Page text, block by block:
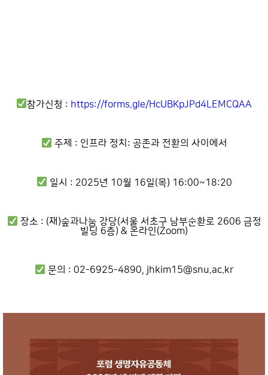
참가신청 : https://forms.gle/HcUBKpJPd4LEMCQAA
주제 : 인프라 정치: 공존과 전환의 사이에서
일시 : 2025년 10월 16일(목) 16:00~18:20
장소 : (재)숲과나눔 강당(서울 서초구 남부순환로 2606 금정
빌딩 6층) & 온라인(Zoom)
문의 : 02-6925-4890, jhkim15@snu.ac.kr